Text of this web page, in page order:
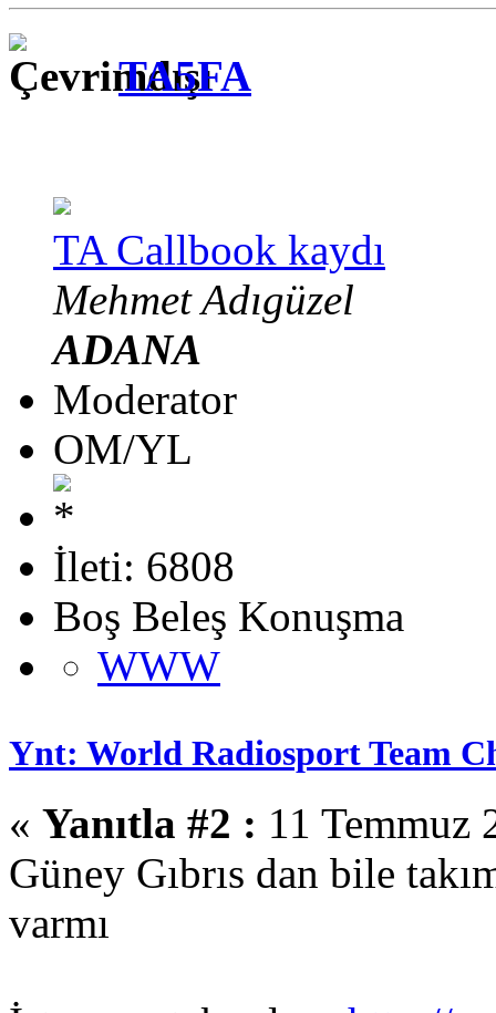
TA5FA
TA Callbook kaydı
Mehmet Adıgüzel
ADANA
Moderator
OM/YL
İleti: 6808
Boş Beleş Konuşma
WWW
Ynt: World Radiosport Team
« Yanıtla #2 : 11 Temmuz
Güney Gıbrıs dan bile
varmı